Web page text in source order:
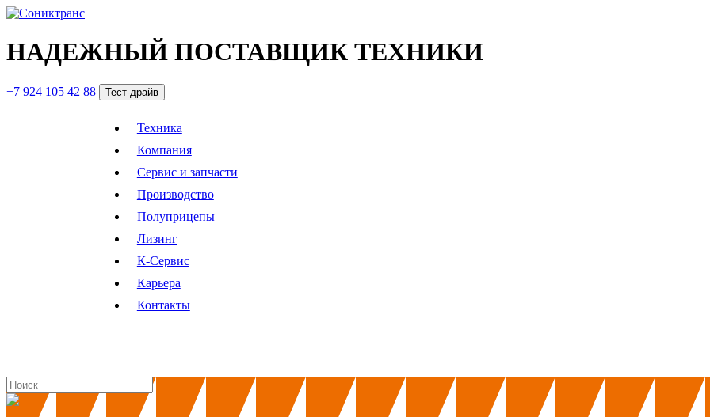
НАДЕЖНЫЙ ПОСТАВЩИК ТЕХНИКИ
+7 924 105 42 88 Тест-драйв
Техника
Компания
Сервис и запчасти
Производство
Полуприцепы
Лизинг
К-Сервис
Карьера
Контакты